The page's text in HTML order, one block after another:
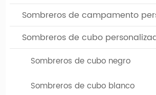
logotipo o diseño de su empresa se
en estos límites personalizados.
Sombreros de campamento
Sombreros de cubo
Sombreros de cubo negro
Sombreros de cubo blanco